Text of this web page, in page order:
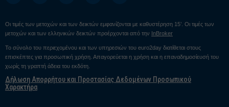
Οι τιμές των μετοχών και των δεικτών εμφανίζονται με καθυστέρηση 15’. Οι τιμές των
μετοχών και των ελληνικών δεικτών προέρχονται από την InBroker
Το σύνολο του περιεχομένου και των υπηρεσιών του euro2day διατίθεται στους
επισκέπτες για προσωπική χρήση. Απαγορεύεται η χρήση και η επαναδημοσίευσή του
χωρίς τη γραπτή άδεια του εκδότη.
Δήλωση Απορρήτου και Προστασίας Δεδομένων Προσωπικού
Χαρακτήρα